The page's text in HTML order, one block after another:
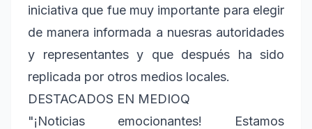
iniciativa que fue muy importante para elegir
de manera informada a nuesras autoridades
y representantes y que después ha sido
replicada por otros medios locales.
DESTACADOS EN MEDIOQ
"¡Noticias emocionantes! Estamos